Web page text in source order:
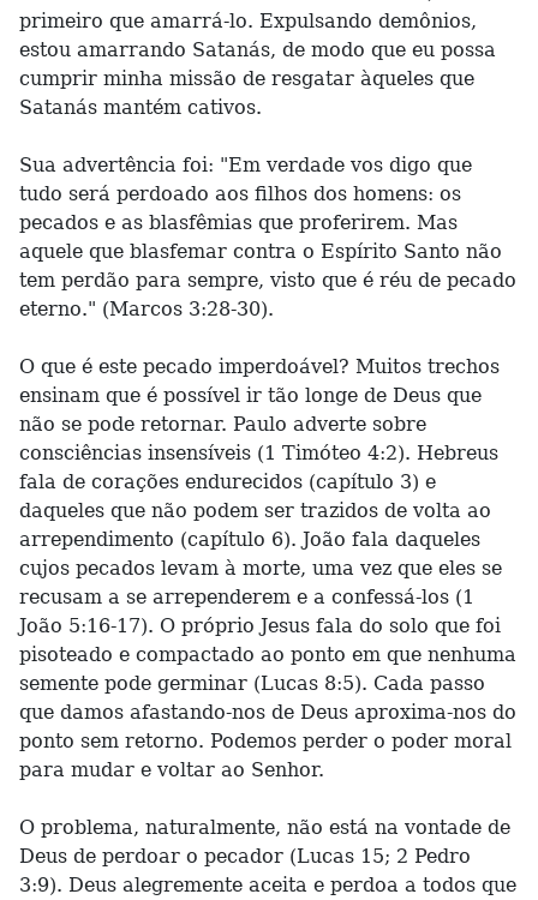
primeiro que amarrá-lo. Expulsando demônios,
estou amarrando Satanás, de modo que eu possa
cumprir minha missão de resgatar àqueles que
Satanás mantém cativos.
Sua advertência foi: "Em verdade vos digo que
tudo será perdoado aos filhos dos homens: os
pecados e as blasfêmias que proferirem. Mas
aquele que blasfemar contra o Espírito Santo não
tem perdão para sempre, visto que é réu de pecado
eterno." (Marcos 3:28-30).
O que é este pecado imperdoável? Muitos trechos
ensinam que é possível ir tão longe de Deus que
não se pode retornar. Paulo adverte sobre
consciências insensíveis (1 Timóteo 4:2). Hebreus
fala de corações endurecidos (capítulo 3) e
daqueles que não podem ser trazidos de volta ao
arrependimento (capítulo 6). João fala daqueles
cujos pecados levam à morte, uma vez que eles se
recusam a se arrependerem e a confessá-los (1
João 5:16-17). O próprio Jesus fala do solo que foi
pisoteado e compactado ao ponto em que nenhuma
semente pode germinar (Lucas 8:5). Cada passo
que damos afastando-nos de Deus aproxima-nos do
ponto sem retorno. Podemos perder o poder moral
para mudar e voltar ao Senhor.
O problema, naturalmente, não está na vontade de
Deus de perdoar o pecador (Lucas 15; 2 Pedro
3:9). Deus alegremente aceita e perdoa a todos que